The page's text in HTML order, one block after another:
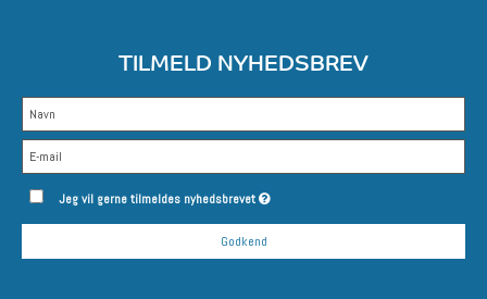
TILMELD NYHEDSBREV
Jeg vil gerne tilmeldes nyhedsbrevet
Godkend